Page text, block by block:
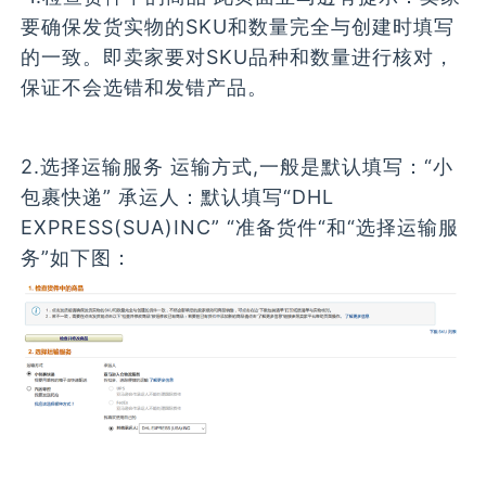
要确保发货实物的SKU和数量完全与创建时填写
的一致。即卖家要对SKU品种和数量进行核对，
保证不会选错和发错产品。
2.选择运输服务 运输方式,一般是默认填写：“小
包裹快递” 承运人：默认填写“DHL
EXPRESS(SUA)INC” “准备货件“和“选择运输服
务”如下图：